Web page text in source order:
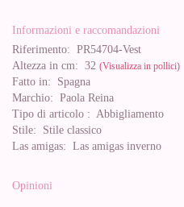
Informazioni e raccomandazioni
Riferimento: PR54704-Vest
Altezza in cm: 32 (Visualizza in pollici)
Fatto in: Spagna
Marchio: Paola Reina
Tipo di articolo : Abbigliamento
Stile: Stile classico
Las amigas: Las amigas inverno
Opinioni